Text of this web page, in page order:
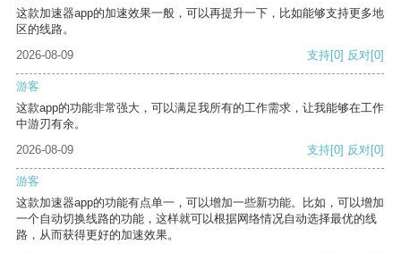
这款加速器app的加速效果一般，可以再提升一下，比如能够支持更多地
区的线路。
2026-08-09
支持[0] 反对[0]
游客
这款app的功能非常强大，可以满足我所有的工作需求，让我能够在工作
中游刃有余。
2026-08-09
支持[0] 反对[0]
游客
这款加速器app的功能有点单一，可以增加一些新功能。比如，可以增加
一个自动切换线路的功能，这样就可以根据网络情况自动选择最优的线
路，从而获得更好的加速效果。